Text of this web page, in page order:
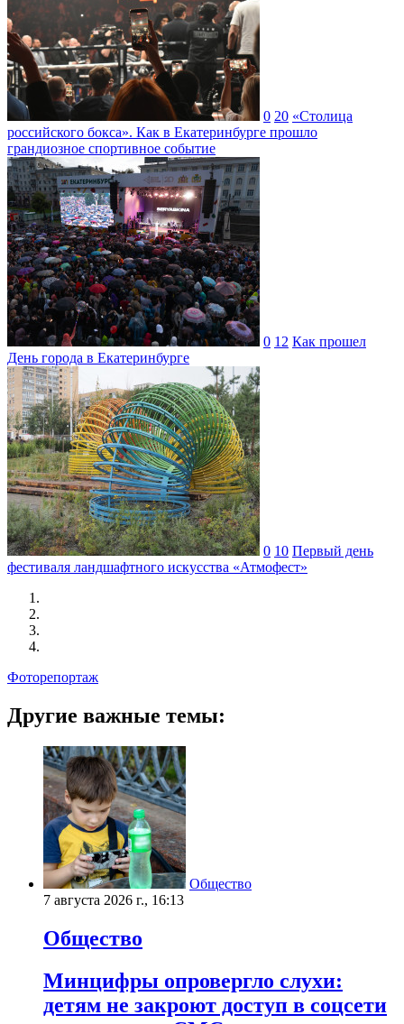
0 20 «Столица
российского бокса». Как в Екатеринбурге прошло
грандиозное спортивное событие
0 12 Как прошел
День города в Екатеринбурге
0 10 Первый день
фестиваля ландшафтного искусства «Атмофест»
Фоторепортаж
Другие важные темы:
Общество
7 августа 2026 г., 16:13
Общество
Минцифры опровергло слухи:
детям не закроют доступ в соцсети